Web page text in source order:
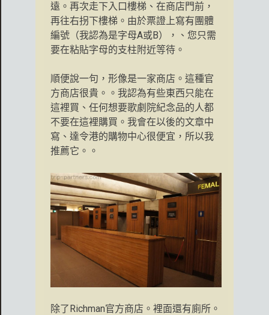
遠。再次走下入口樓梯、在商店門前，
再往右拐下樓梯。由於票證上寫有團體
編號（我認為是字母A或B），、您只需
要在粘貼字母的支柱附近等待。
順便說一句，形像是一家商店。這種官
方商店很貴。。我認為有些東西只能在
這裡買、任何想要歌劇院紀念品的人都
不要在這裡購買。我會在以後的文章中
寫、達令港的購物中心很便宜，所以我
推薦它。。
除了Richman官方商店。裡面還有廁所。